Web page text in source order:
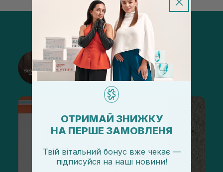
@sisters_stelmakh в Instagram
Підписатися
ОТРИМАЙ ЗНИЖКУ
НА ПЕРШЕ ЗАМОВЛЕНЯ
Твій вітальний бонус вже чекає —
підписуйся на наші новини!